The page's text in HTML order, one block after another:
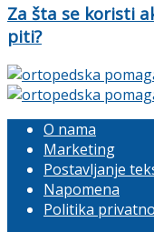
Za šta se koristi
piti?
O nama
Marketing
Postavljanje
Napomena
Politika